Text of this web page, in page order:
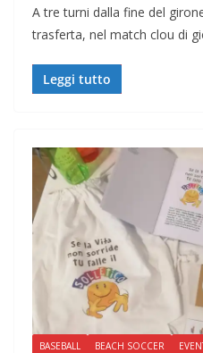
A tre turni dalla fine del
trasferta, nel match clou di
Leggi tutto
BASEBALL BEACH SOCCER